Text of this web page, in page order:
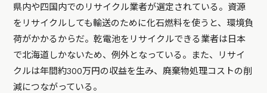
県内や四国内でのリサイクル業者が選定されている。資源
をリサイクルしても輸送のために化石燃料を使うと、環境負
荷がかかるからだ。乾電池をリサイクルできる業者は日本
で北海道しかないため、例外となっている。また、リサイ
クルは年間約300万円の収益を生み、廃棄物処理コストの削
減につながっている。